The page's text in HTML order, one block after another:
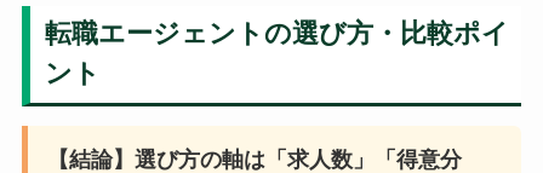
転職エージェントの選び方・比較ポイ
ント
【結論】選び方の軸は「求人数」「得意分